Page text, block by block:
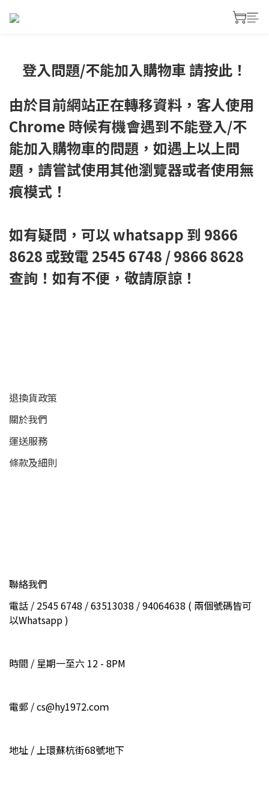
登入問題/不能加入購物車 請按此！
由於目前網站正在轉移資料，客人使用
Chrome 時候有機會遇到不能登入/不
能加入購物車的問題，如遇上以上問
題，請嘗試使用其他瀏覽器或者使用無
痕模式！
如有疑問，可以 whatsapp 到 9866
8628 或致電 2545 6748 / 9866 8628
查詢！如有不便，敬請原諒！
退換貨政策
關於我們
運送服務
條款及細則
聯絡我們
電話 / 2545 6748 / 63513038 / 94064638 ( 兩個號碼皆可
以Whatsapp )
時間 / 星期一至六 12 - 8PM
電郵 / cs@hy1972.coｍ
地址 / 上環蘇杭街68號地下